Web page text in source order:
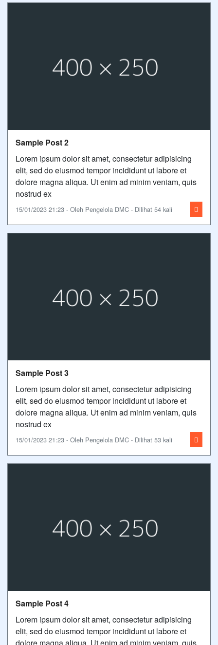
Sample Post 2
Lorem ipsum dolor sit amet, consectetur adipisicing
elit, sed do eiusmod tempor incididunt ut labore et
dolore magna aliqua. Ut enim ad minim veniam, quis
nostrud ex
15/01/2023 21:23 - Oleh Pengelola DMC - Dilihat 54 kali
Sample Post 3
Lorem ipsum dolor sit amet, consectetur adipisicing
elit, sed do eiusmod tempor incididunt ut labore et
dolore magna aliqua. Ut enim ad minim veniam, quis
nostrud ex
15/01/2023 21:23 - Oleh Pengelola DMC - Dilihat 53 kali
Sample Post 4
Lorem ipsum dolor sit amet, consectetur adipisicing
elit, sed do eiusmod tempor incididunt ut labore et